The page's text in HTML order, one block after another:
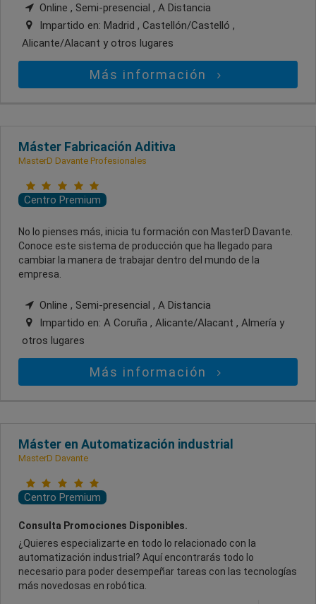
Online , Semi-presencial , A Distancia
Impartido en: Madrid , Castellón/Castelló ,
Alicante/Alacant y otros lugares
Más información
Máster Fabricación Aditiva
MasterD Davante Profesionales
Centro Premium
No lo pienses más, inicia tu formación con MasterD Davante.
Conoce este sistema de producción que ha llegado para
cambiar la manera de trabajar dentro del mundo de la
empresa.
Online , Semi-presencial , A Distancia
Impartido en: A Coruña , Alicante/Alacant , Almería y
otros lugares
Más información
Máster en Automatización industrial
MasterD Davante
Centro Premium
Consulta Promociones Disponibles.
¿Quieres especializarte en todo lo relacionado con la
automatización industrial? Aquí encontrarás todo lo
necesario para poder desempeñar tareas con las tecnologías
más novedosas en robótica.